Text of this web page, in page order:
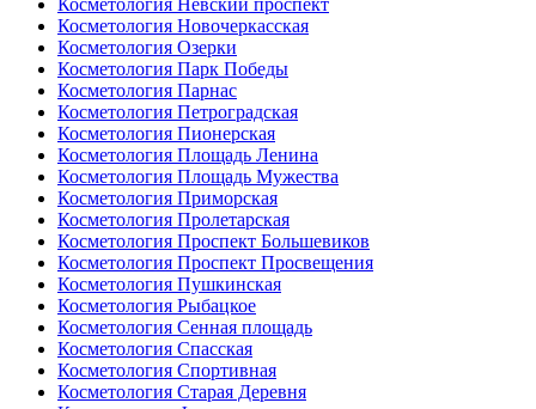
Косметология Новочеркасская
Косметология Озерки
Косметология Парк Победы
Косметология Парнас
Косметология Петроградская
Косметология Пионерская
Косметология Площадь Ленина
Косметология Площадь Мужества
Косметология Приморская
Косметология Пролетарская
Косметология Проспект Большевиков
Косметология Проспект Просвещения
Косметология Пушкинская
Косметология Рыбацкое
Косметология Сенная площадь
Косметология Спасская
Косметология Спортивная
Косметология Старая Деревня